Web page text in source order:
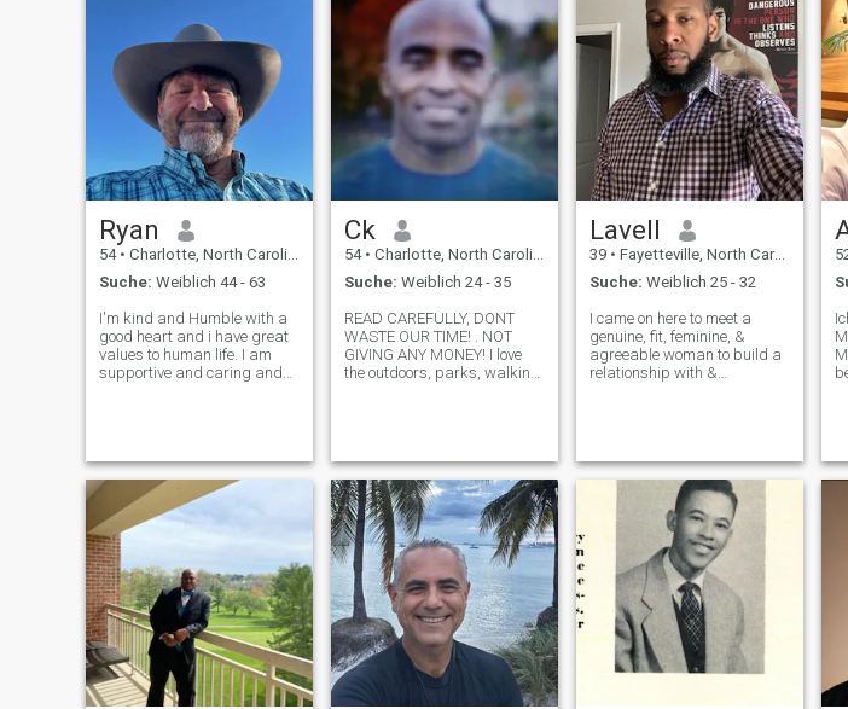
Ryan
54 • Charlotte, North Carolina, USA
Suche: Weiblich 44 - 63
I'm kind and Humble with a
good heart and i have great
values to human life. I am
supportive and caring and
passionate, physical person
that would want
Ck
54 • Charlotte, North Carolina, USA
Suche: Weiblich 24 - 35
READ CAREFULLY, DONT
WASTE OUR TIME! . NOT
GIVING ANY MONEY! I love
the outdoors, parks, walking,
relationship & a BIG FAMILY!
If you're looking
Lavell
39 • Fayetteville, North Carolina, USA
Suche: Weiblich 25 - 32
I came on here to meet a
genuine, fit, feminine, &
agreeable woman to build a
relationship with &
waste mine or anyone’s time.
If you’re a fake